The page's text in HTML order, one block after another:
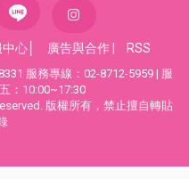
中心 廣告與合作 RSS
服務專線：02-8712-5959 | 服
：10:00~17:30
版權所有，禁止擅自轉貼